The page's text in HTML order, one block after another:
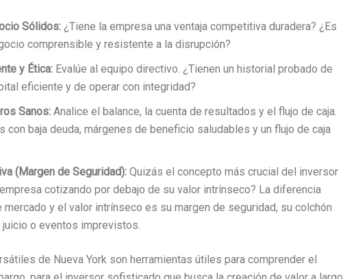
Sólidos: ¿Tiene la empresa una ventaja competitiva duradera? ¿Es
comprensible y resistente a la disrupción?
y Ética: Evalúe al equipo directivo. ¿Tienen un historial probado de
eficiente y de operar con integridad?
Sanos: Analice el balance, la cuenta de resultados y el flujo de caja.
con baja deuda, márgenes de beneficio saludables y un flujo de caja
(Margen de Seguridad): Quizás el concepto más crucial del inversor
cotizando por debajo de su valor intrínseco? La diferencia
y el valor intrínseco es su margen de seguridad, su colchón
o eventos imprevistos.
de Nueva York son herramientas útiles para comprender el